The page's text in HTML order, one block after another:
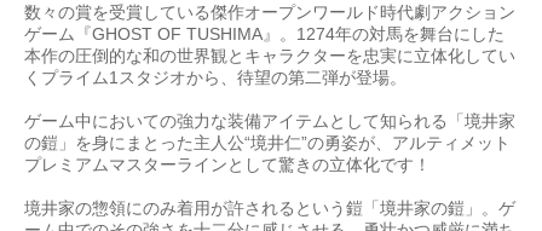
数々の賞を受賞している傑作オープンワールド時代劇アクション
ゲーム『GHOST OF TUSHIMA』。1274年の対馬を舞台にした
本作の圧倒的な和の世界観とキャラクターを忠実に立体化してい
くプライム1スタジオから、待望の第二弾が登場。
ゲーム中においての強力な装備アイテムとして知られる「境井家
の鎧」を身にまとった主人公“境井仁”の勇姿が、アルティメット
プレミアムマスターラインとして驚きの立体化です！
境井家の惣領にのみ着用が許されるという鎧「境井家の鎧」。ゲ